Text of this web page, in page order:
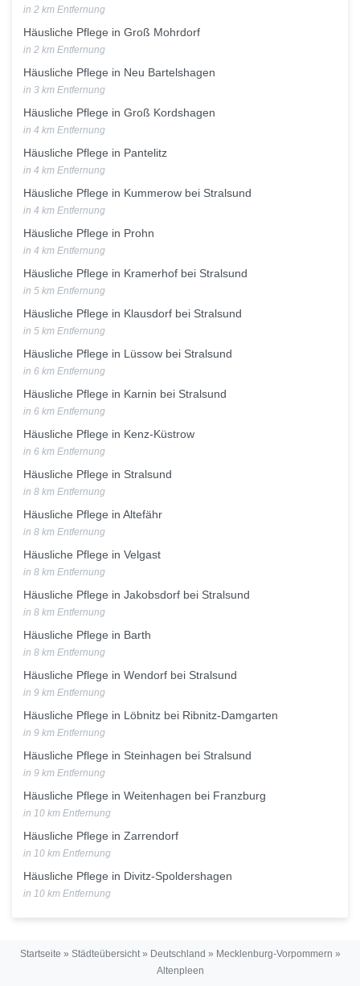
in 2 km Entfernung
Häusliche Pflege in Groß Mohrdorf
in 2 km Entfernung
Häusliche Pflege in Neu Bartelshagen
in 3 km Entfernung
Häusliche Pflege in Groß Kordshagen
in 4 km Entfernung
Häusliche Pflege in Pantelitz
in 4 km Entfernung
Häusliche Pflege in Kummerow bei Stralsund
in 4 km Entfernung
Häusliche Pflege in Prohn
in 4 km Entfernung
Häusliche Pflege in Kramerhof bei Stralsund
in 5 km Entfernung
Häusliche Pflege in Klausdorf bei Stralsund
in 5 km Entfernung
Häusliche Pflege in Lüssow bei Stralsund
in 6 km Entfernung
Häusliche Pflege in Karnin bei Stralsund
in 6 km Entfernung
Häusliche Pflege in Kenz-Küstrow
in 6 km Entfernung
Häusliche Pflege in Stralsund
in 8 km Entfernung
Häusliche Pflege in Altefähr
in 8 km Entfernung
Häusliche Pflege in Velgast
in 8 km Entfernung
Häusliche Pflege in Jakobsdorf bei Stralsund
in 8 km Entfernung
Häusliche Pflege in Barth
in 8 km Entfernung
Häusliche Pflege in Wendorf bei Stralsund
in 9 km Entfernung
Häusliche Pflege in Löbnitz bei Ribnitz-Damgarten
in 9 km Entfernung
Häusliche Pflege in Steinhagen bei Stralsund
in 9 km Entfernung
Häusliche Pflege in Weitenhagen bei Franzburg
in 10 km Entfernung
Häusliche Pflege in Zarrendorf
in 10 km Entfernung
Häusliche Pflege in Divitz-Spoldershagen
in 10 km Entfernung
Startseite » Städteübersicht» Deutschland » Mecklenburg-Vorpommern »
Altenpleen